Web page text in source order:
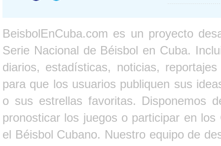
BeisbolEnCuba.com es un proyecto
Serie Nacional de Béisbol en Cuba.
diarios, estadísticas, noticias,
para que los usuarios publiquen sus
o sus estrellas favoritas. Disponemos
pronosticar los juegos o participar en
el Béisbol Cubano. Nuestro equipo de